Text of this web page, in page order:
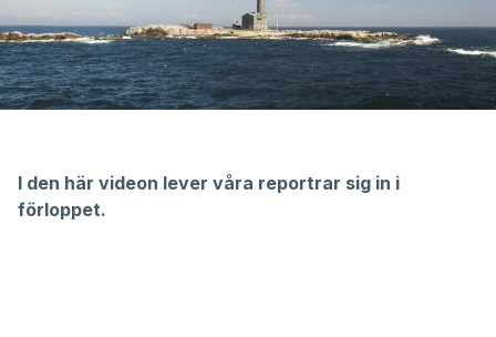
minutes,
36
seconds
I den här videon lever våra reportrar sig in i
förloppet.